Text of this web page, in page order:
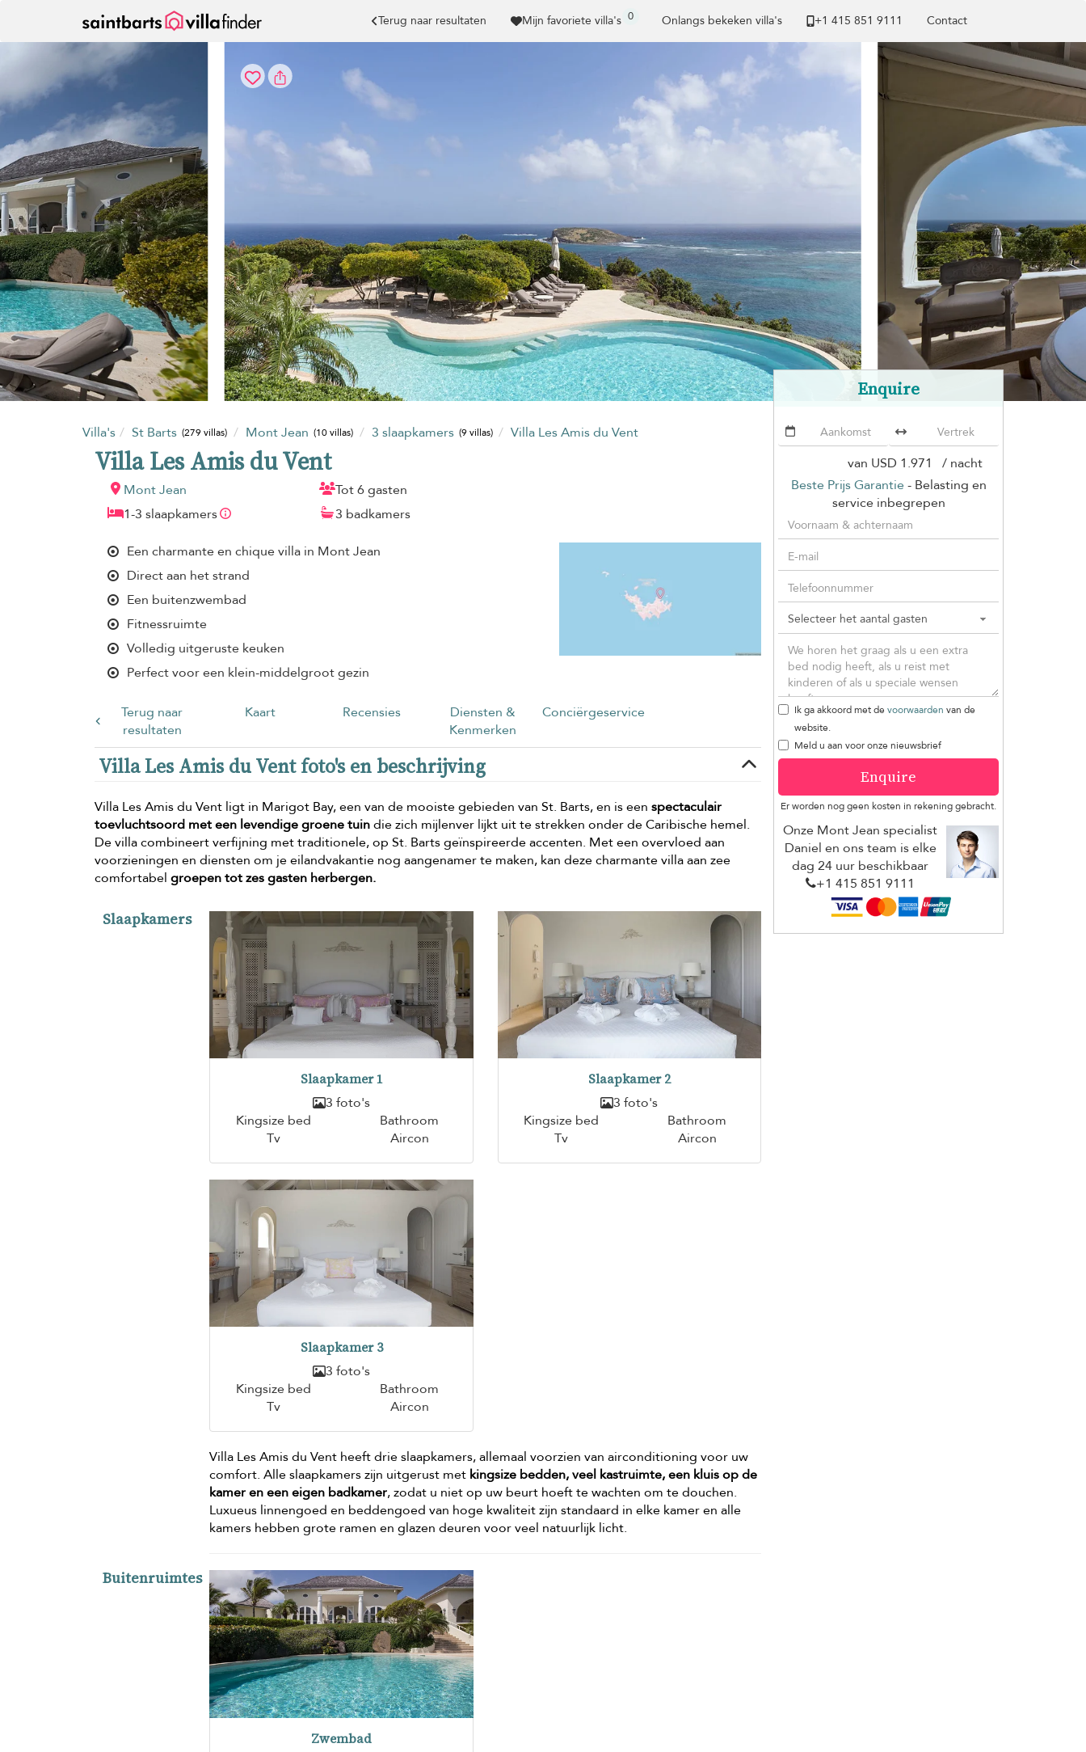
Terug naar resultaten Mijn favoriete villa's 0 Onlangs bekeken villa's +1 ​415 851 9111 Contact
Villa's St Barts (279 villas) Mont Jean (10 villas) 3 slaapkamers (9 villas) Villa Les Amis du Vent
Villa Les Amis du Vent
Mont Jean
Tot 6 gasten
1-3 slaapkamers
3 badkamers
Een charmante en chique villa in Mont Jean
Direct aan het strand
Een buitenzwembad
Fitnessruimte
Volledig uitgeruste keuken
Perfect voor een klein-middelgroot gezin
Terug naar
resultaten
Kaart Recensies
Diensten &
Kenmerken
Conciërgeservice
Villa Les Amis du Vent foto's en beschrijving
Villa Les Amis du Vent ligt in Marigot Bay, een van de mooiste gebieden van St. Barts, en is een spectaculair
toevluchtsoord met een levendige groene tuindie zich mijlenver lijkt uit te strekken onder de Caribische hemel.
De villa combineert verfijning met traditionele, op St. Barts geïnspireerde accenten. Met een overvloed aan
voorzieningen en diensten om je eilandvakantie nog aangenamer te maken, kan deze charmante villa aan zee
comfortabel groepen tot zes gasten herbergen.
Slaapkamers
Slaapkamer 1
3 foto's
Kingsize bed
Bathroom
Tv
Aircon
Slaapkamer 2
3 foto's
Kingsize bed
Bathroom
Tv
Aircon
Slaapkamer 3
3 foto's
Kingsize bed
Bathroom
Tv
Aircon
Villa Les Amis du Vent heeft drie slaapkamers, allemaal voorzien van airconditioning voor uw
comfort. Alle slaapkamers zijn uitgerust met kingsize bedden, veel kastruimte, een kluis op de
kamer en een eigen badkamer, zodat u niet op uw beurt hoeft te wachten om te douchen.
Luxueus linnengoed en beddengoed van hoge kwaliteit zijn standaard in elke kamer en alle
kamers hebben grote ramen en glazen deuren voor veel natuurlijk licht.
Buitenruimtes
Zwembad
Enquire
van USD 1.971
/ nacht
Beste Prijs Garantie - Belasting en
service inbegrepen
Ik ga akkoord met de voorwaarden van de
website.
Meld u aan voor onze nieuwsbrief
Enquire
Er worden nog geen kosten in rekening gebracht.
Onze Mont Jean specialist
Daniel en ons team is elke
dag 24 uur beschikbaar
+1 ​415 851 9111